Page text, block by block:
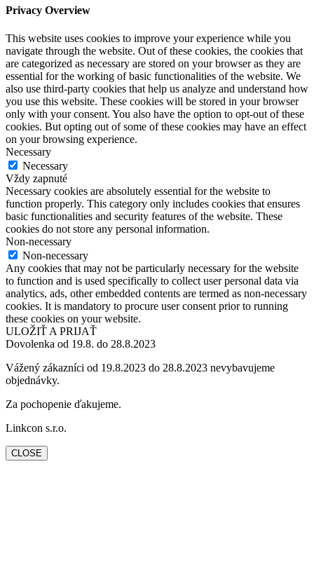
Privacy Overview
This website uses cookies to improve your experience while you
navigate through the website. Out of these cookies, the cookies that
are categorized as necessary are stored on your browser as they are
essential for the working of basic functionalities of the website. We
also use third-party cookies that help us analyze and understand how
you use this website. These cookies will be stored in your browser
only with your consent. You also have the option to opt-out of these
cookies. But opting out of some of these cookies may have an effect
on your browsing experience.
Necessary
Necessary
Vždy zapnuté
Necessary cookies are absolutely essential for the website to
function properly. This category only includes cookies that ensures
basic functionalities and security features of the website. These
cookies do not store any personal information.
Non-necessary
Non-necessary
Any cookies that may not be particularly necessary for the website
to function and is used specifically to collect user personal data via
analytics, ads, other embedded contents are termed as non-necessary
cookies. It is mandatory to procure user consent prior to running
these cookies on your website.
ULOŽIŤ A PRIJAŤ
Dovolenka od 19.8. do 28.8.2023
Vážený zákazníci od 19.8.2023 do 28.8.2023 nevybavujeme
objednávky.
Za pochopenie ďakujeme.
Linkcon s.r.o.
CLOSE